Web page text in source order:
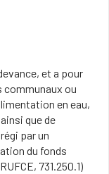
et a pour
communaux ou
en eau,
que de
par un
du fonds
731.250.1)